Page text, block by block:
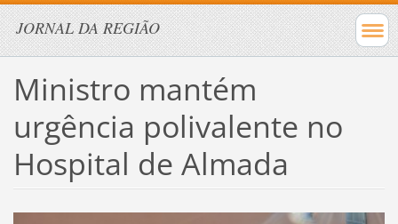
JORNAL DA REGIÃO
Ministro mantém
urgência polivalente no
Hospital de Almada